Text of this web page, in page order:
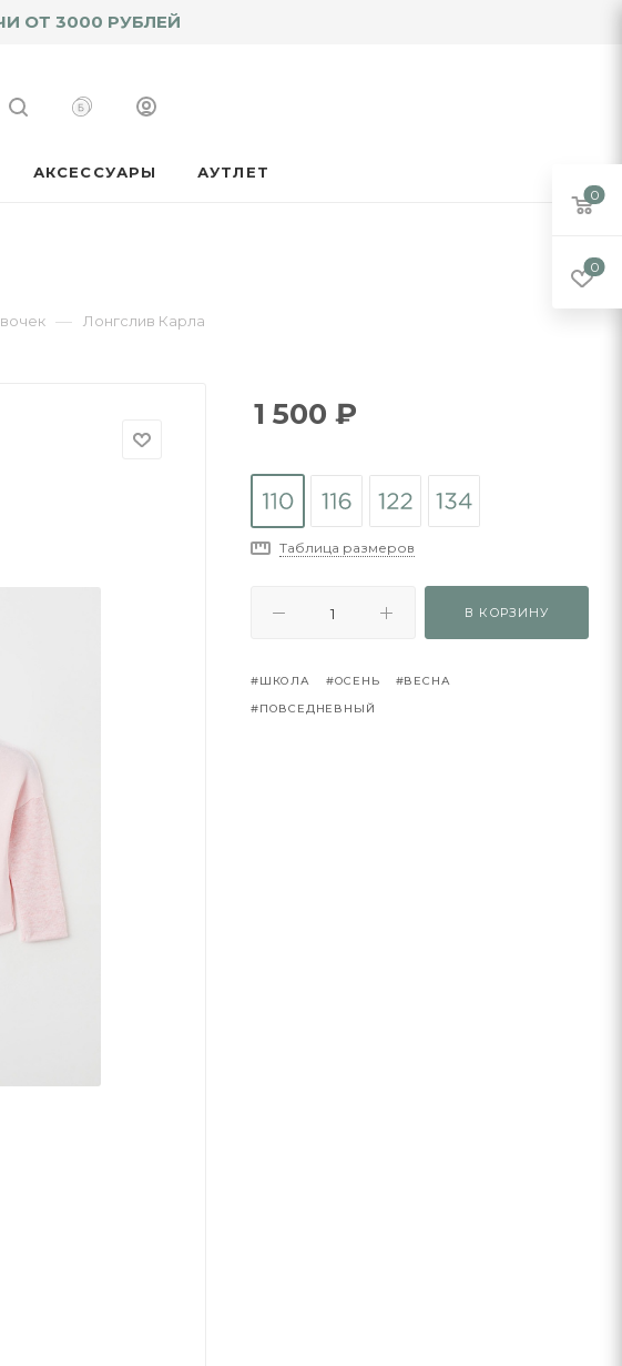
ОТ 3000 РУБЛЕЙ
АКСЕССУАРЫ АУТЛЕТ
— Лонгслив Карла
1 500 ₽
Таблица размеров
В КОРЗИНУ
#ШКОЛА #ОСЕНЬ
#ВЕСНА
#ПОВСЕДНЕВНЫЙ
0
0